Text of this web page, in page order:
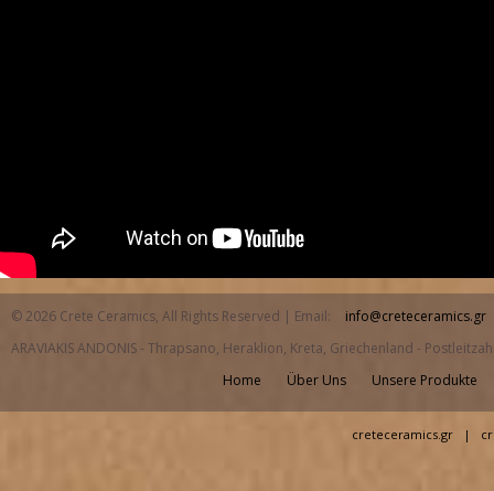
© 2026 Crete Ceramics, All Rights Reserved | Email:
info@creteceramics.gr
ARAVIAKIS ANDONIS - Thrapsano, Heraklion, Kreta, Griechenland -
Home
Über Uns Unsere Produkte
creteceramics.gr |